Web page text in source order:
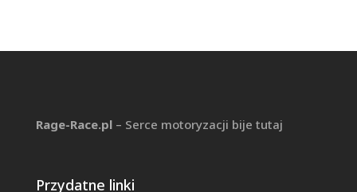
Rage-Race.pl– Serce motoryzacji bije tutaj
Przydatne linki